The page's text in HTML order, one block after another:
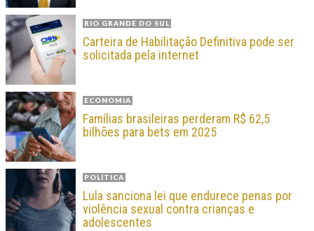
RIO GRANDE DO SUL
Carteira de Habilitação Definitiva pode ser
solicitada pela internet
ECONOMIA
Famílias brasileiras perderam R$ 62,5
bilhões para bets em 2025
POLÍTICA
Lula sanciona lei que endurece penas por
violência sexual contra crianças e
adolescentes